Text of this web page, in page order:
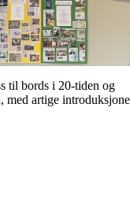
til bords i 20-tiden og
med artige